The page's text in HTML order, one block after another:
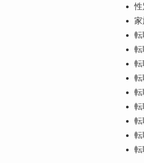
性
家
転
転
転
転
転
転
転
転
転